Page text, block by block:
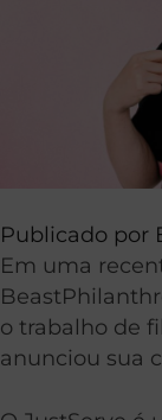
Publicado por
Em uma
o trabalho de
anunciou sua